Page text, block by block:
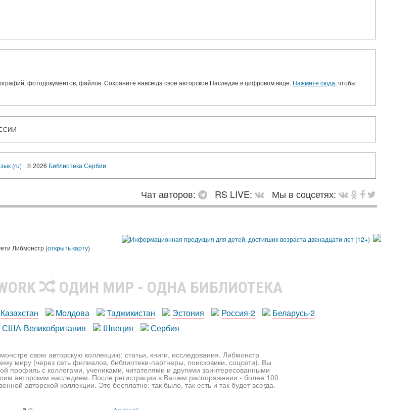
фотодокументов, файлов. Сохраните навсегда своё авторское Наследие в цифровом виде. Нажмите сюда, чтобы
(ru) © 2026 Библиотека Сербии
Чат авторов: RS LIVE:
Мы в соцсетях:
Либмонстр (открыть карту)
ОДИН МИР - ОДНА БИБЛИОТЕКА
Казахстан Молдова Таджикистан Эстония Россия-2
Беларусь-2
США-Великобритания
Швеция Сербия
свою авторскую коллекцию: статьи, книги, исследования. Либмонстр
миру (через сеть филиалов, библиотеки-партнеры, поисковики, соцсети). Вы
профиль с коллегами, учениками, читателями и другими заинтересованными
авторским наследием. После регистрации в Вашем распоряжении - более 100
авторской коллекции. Это бесплатно: так было, так есть и так будет всегда.